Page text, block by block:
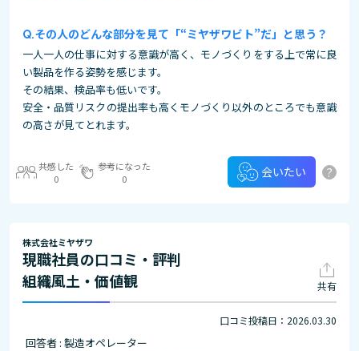
その人のどんな部分を見て「“ミヤザワビト”だ」と思う？
一人一人の仕事に対する意識が高く、モノづくりをする上で常に良
い製品を作る姿勢を感じます。
その結果、検品率も低いです。
安全・品質リスクの提出率も高くモノづくり以外のところでも意識
の高さが見てとれます。
共感した
0
参考になった
0
会いたい ?
株式会社ミヤザワ
現職社員の口コミ・評判
組織風土・価値観
共有
口コミ投稿日：2026.03.30
回答者 : 製造オペレーター